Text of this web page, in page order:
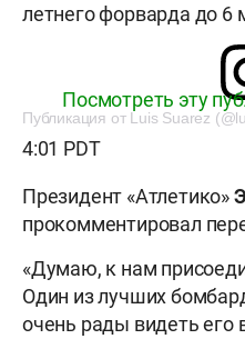
летнего форварда до 6
Посмотреть эту
Публикация от Luis Suarez
4:01 PDT
Президент «Атлетико»
прокомментировал
«Думаю, к нам
Один из лучших
очень рады видеть